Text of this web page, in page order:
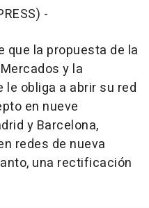
-
que la propuesta de la
y la
le obliga a abrir su red
en nueve
y Barcelona,
redes de nueva
una rectificación